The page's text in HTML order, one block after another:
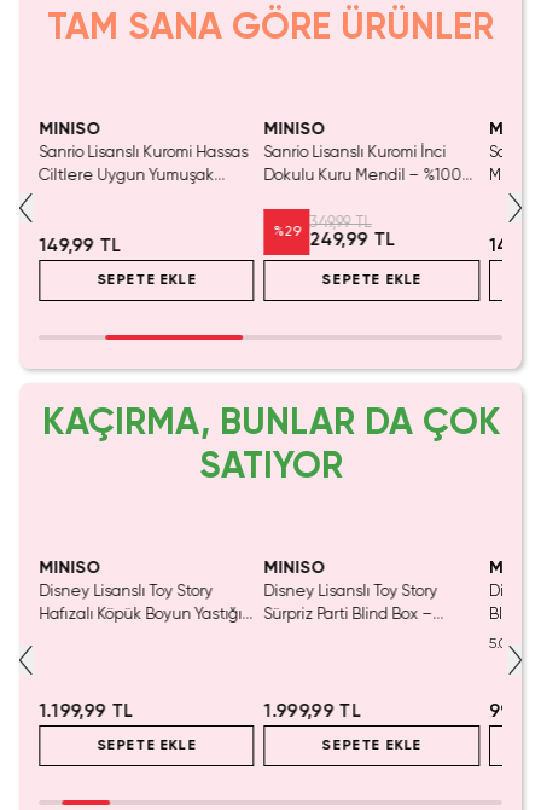
TAM SANA GÖRE ÜRÜNLER
MINISO
Sanrio Lisanslı Kuromi Hassas
Ciltlere Uygun Yumuşak
149,99 TL
SEPETE EKLE
MINISO
Sanrio Lisanslı Kuromi İnci
Dokulu Kuru Mendil – %100
Paket (80 Adet)
%29
349,99 TL
249,99 TL
SEPETE EKLE
Sanrio
Mendil
Pratik
KAÇIRMA, BUNLAR DA ÇOK
SATIYOR
MINISO
Disney Lisanslı Toy Story
Hafızalı Köpük Boyun Yastığı
1.199,99 TL
SEPETE EKLE
MINISO
Disney Lisanslı Toy Story
Sürpriz Parti Blind Box –
1.999,99 TL
SEPETE EKLE
Disney
Blind
5.0